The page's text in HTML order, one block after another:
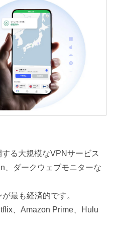
る大規模なVPNサービス
、ダークウェブモニターな
最も経済的です。
、Amazon Prime、Hulu